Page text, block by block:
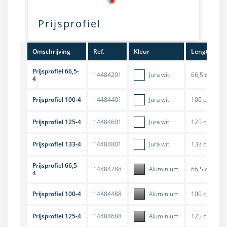
Prijsprofiel
Omschrijving Ref. Kleur Lengte
Prijsprofiel 66,5-
4
14484201 Jura wit 66,5 cm
Prijsprofiel 100-4 14484401 Jura wit 100 cm
Prijsprofiel 125-4 14484601 Jura wit 125 cm
Prijsprofiel 133-4 14484801 Jura wit 133 cm
Prijsprofiel 66,5-
4
14484288 Aluminium 66,5 cm
Prijsprofiel 100-4 14484488 Aluminium 100 cm
Prijsprofiel 125-4 14484688 Aluminium 125 cm